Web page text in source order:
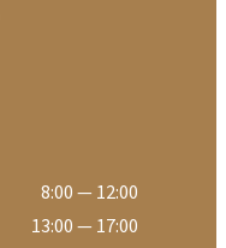
8:00 — 12:00
13:00 — 17:00